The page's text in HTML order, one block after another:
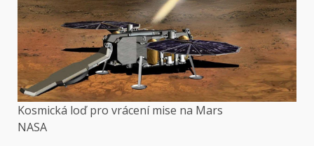
Kosmická loď pro vrácení mise na Mars
NASA